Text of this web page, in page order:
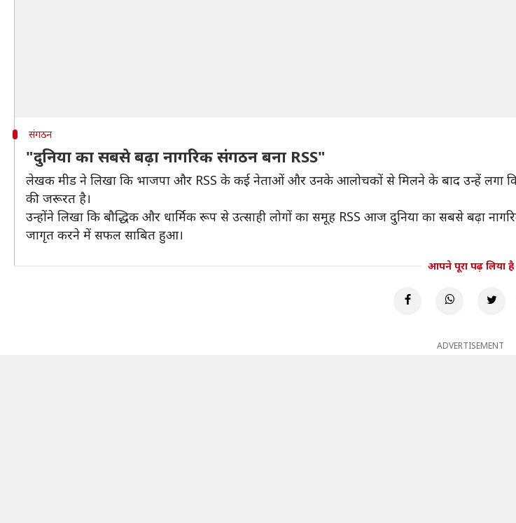
संगठन
"दुनिया का सबसे बढ़ा नागरिक संगठन बना RSS"
लेखक मीड ने लिखा कि भाजपा और RSS के कई नेताओं और उनके आलोचकों से मिलने के बाद उन्हें लगा
की जरूरत है।
उन्होंने लिखा कि बौद्धिक और धार्मिक रूप से उत्साही लोगों का समूह RSS आज दुनिया का सबसे बढ़ा
जागृत करने में सफल साबित हुआ।
आपने पूरा पढ़ लिया है
ADVERTISEMENT